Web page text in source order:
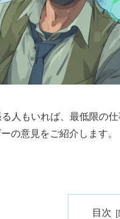
人もいれば、最低限の
の意見をご紹介します。
目次